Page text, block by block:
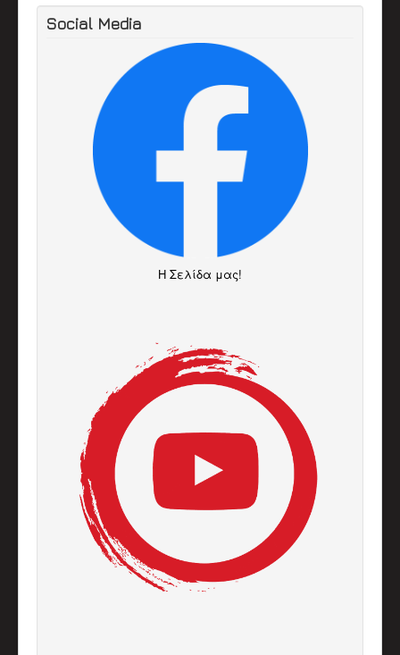
Social Media
H Σελίδα μας!